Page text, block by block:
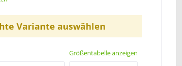
Variante auswählen
Größentabelle anzeigen